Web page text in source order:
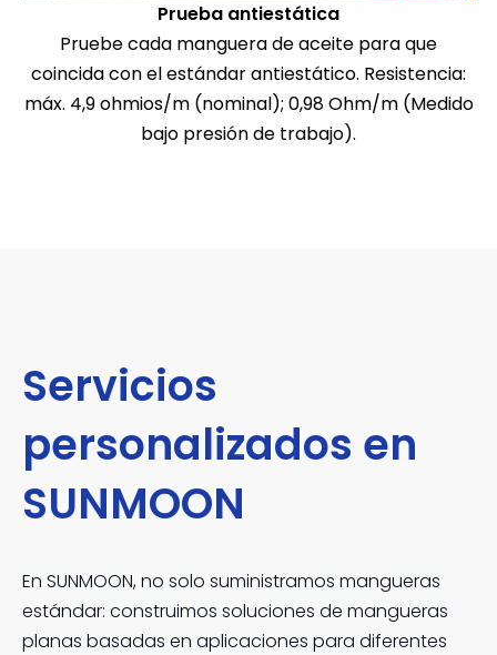
Prueba antiestática
Pruebe cada manguera de aceite para que
coincida con el estándar antiestático. Resistencia:
máx. 4,9 ohmios/m (nominal); 0,98 Ohm/m (Medido
bajo presión de trabajo).
Servicios
personalizados en
SUNMOON
En SUNMOON, no solo suministramos mangueras
estándar: construimos soluciones de mangueras
planas basadas en aplicaciones para diferentes